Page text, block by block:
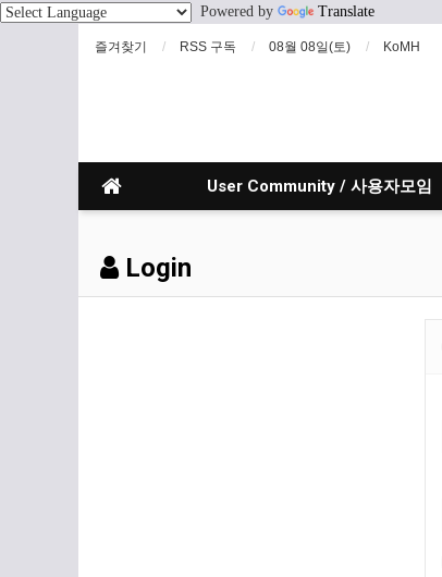
Powered by Translate
즐겨찾기 RSS 구독 08월 08일(토) KoMH
User Community / 사용자모임
Login